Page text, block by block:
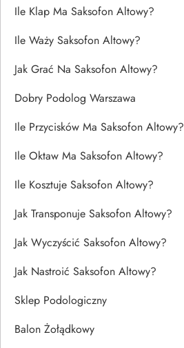
Ile Klap Ma Saksofon Altowy?
Ile Waży Saksofon Altowy?
Jak Grać Na Saksofon Altowy?
Dobry Podolog Warszawa
Ile Przycisków Ma Saksofon Altowy?
Ile Oktaw Ma Saksofon Altowy?
Ile Kosztuje Saksofon Altowy?
Jak Transponuje Saksofon Altowy?
Jak Wyczyścić Saksofon Altowy?
Jak Nastroić Saksofon Altowy?
Sklep Podologiczny
Balon Żołądkowy